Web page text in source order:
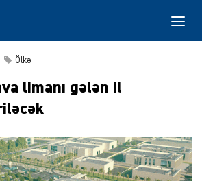
Ölkə
limanı gələn il